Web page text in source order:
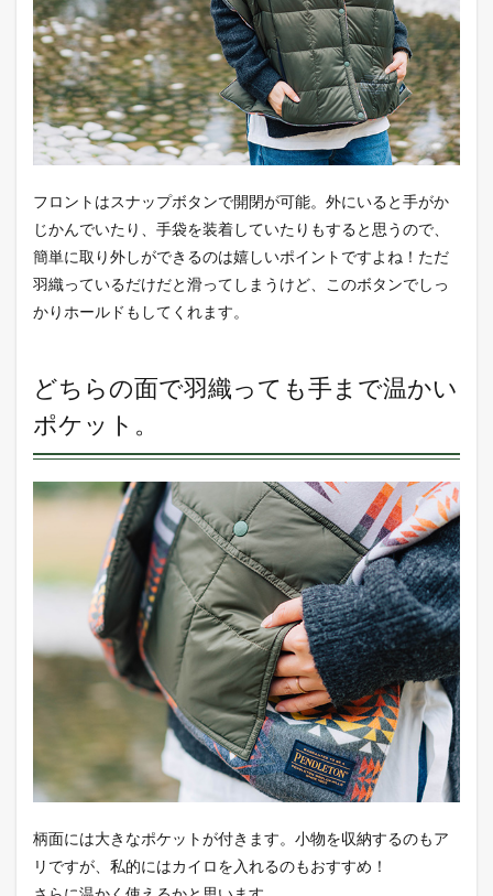
フロントはスナップボタンで開閉が可能。外にいると手がか
じかんでいたり、手袋を装着していたりもすると思うので、
簡単に取り外しができるのは嬉しいポイントですよね！ただ
羽織っているだけだと滑ってしまうけど、このボタンでしっ
かりホールドもしてくれます。
どちらの面で羽織っても手まで温かい
ポケット。
柄面には大きなポケットが付きます。小物を収納するのもア
リですが、私的にはカイロを入れるのもおすすめ！